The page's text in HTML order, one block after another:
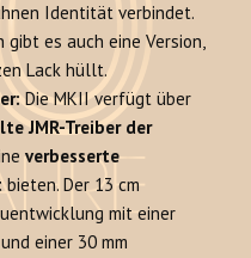
Identität verbindet.
gibt es auch eine Version,
Lack hüllt.
Die MKII verfügt über
JMR-Treiber der
verbesserte
bieten. Der 13 cm
mit einer
einer 30 mm